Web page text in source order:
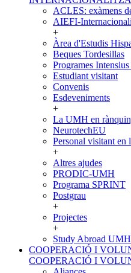
ACLES: exàmens
AIEFI-
+
Àrea d'Estudis
Beques Tordesillas
Programes
Estudiant visitant
Convenis
Esdeveniments
+
La UMH en
NeurotechEU
Personal visitant en
+
Altres ajudes
PRODIC-UMH
Programa SPRINT
Postgrau
+
Projectes
+
Study Abroad UMH
COOPERACIÓ I
COOPERACIÓ I